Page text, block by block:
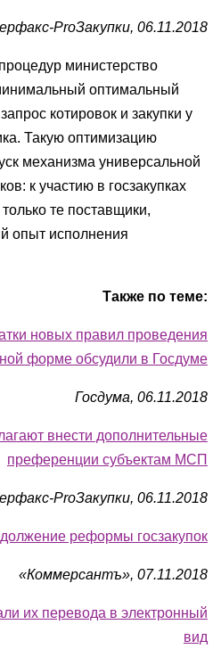
ProЗакупки, 06.11.2018
министерство
оптимальный
котировок и закупки у
Такую оптимизацию
механизма универсальной
к участию в госзакупках
те поставщики,
опыт исполнения
Также по теме:
новых правил проведения
форме обсудили в Госдуме
Госдума, 06.11.2018
внести дополнительные
преференции субъектам МСП
ProЗакупки, 06.11.2018
реформы госзакупок
«Коммерсантъ», 07.11.2018
их перевода в электронный
вид